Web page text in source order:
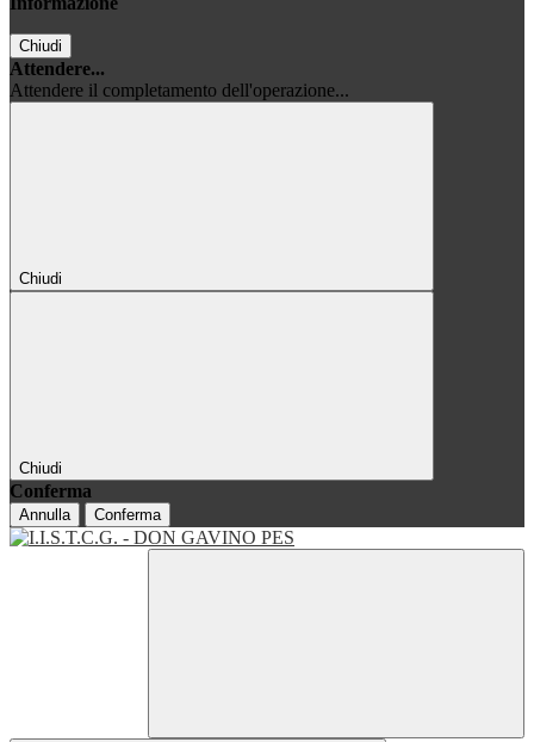
Chiudi
Attendere...
Attendere il completamento dell'operazione...
Chiudi
Chiudi
Conferma
Annulla Conferma